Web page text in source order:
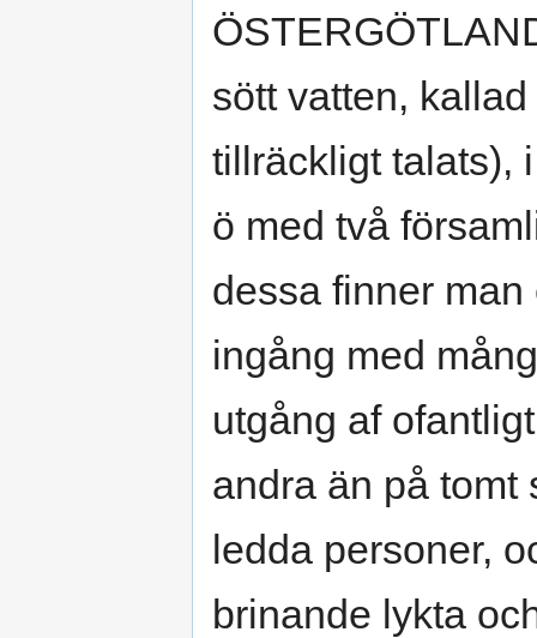
sött vatten,
tillräckligt talats),
ö med två
dessa finner
ingång med
utgång af
andra än på tomt
ledda personer,
brinande lykta